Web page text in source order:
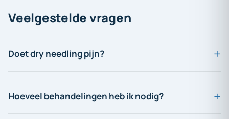
Veelgesteldevragen
Doet dry needling pijn?
Hoeveel behandelingen heb ik nodig?